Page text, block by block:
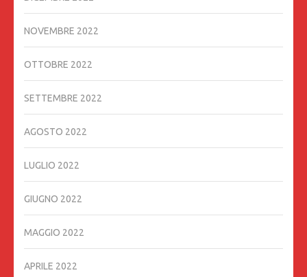
NOVEMBRE 2022
OTTOBRE 2022
SETTEMBRE 2022
AGOSTO 2022
LUGLIO 2022
GIUGNO 2022
MAGGIO 2022
APRILE 2022